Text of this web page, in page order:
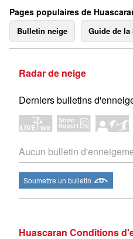
Pages populaires de
Bulletin neige Guide de la
Radar de neige
Derniers bulletins
Aucun bulletin
Soumettre un bulletin
Huascaran Conditions